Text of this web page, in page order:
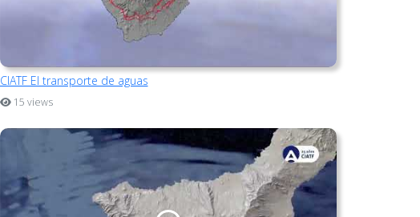
CIATF El transporte de aguas
15 views